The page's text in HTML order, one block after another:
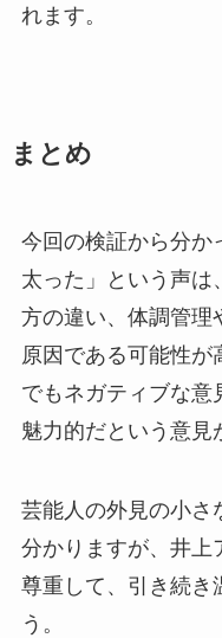
れます。
まとめ
今回の検証から分か
太った」という声は
方の違い、体調管理
原因である可能性が
でもネガティブな意
魅力的だという意見
芸能人の外見の小さ
分かりますが、井上
尊重して、引き続き
う。